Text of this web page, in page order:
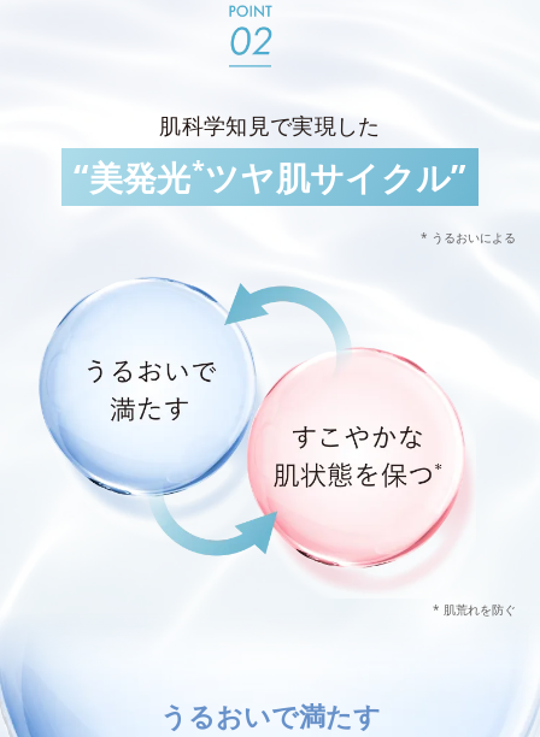
肌科学知見で実現した
“美発光*ツヤ肌サイクル”
* うるおいによる
* 肌荒れを防ぐ
うるおいで満たす